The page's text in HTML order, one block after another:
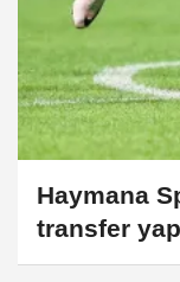
Haymana
transfer